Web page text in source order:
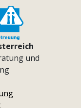
und